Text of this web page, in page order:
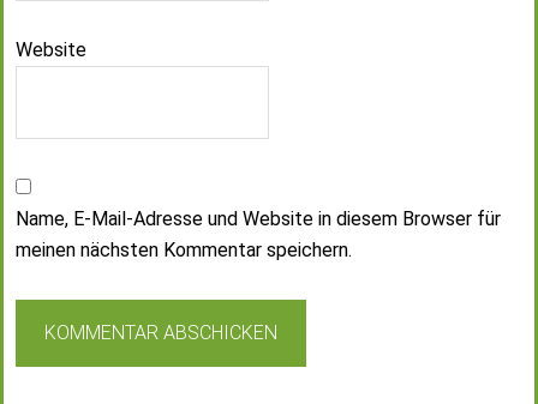
Website
Name, E-Mail-Adresse und Website in diesem Browser für
meinen nächsten Kommentar speichern.